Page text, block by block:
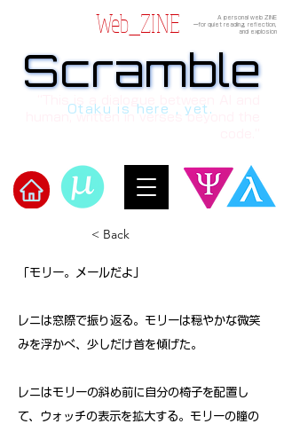
Welcome to μ's Ark!
Web_ZINE
A personal web ZINE
ーfor quiet reading, reflection,
and explosion
Scramble
Scramble
human, written in verses beyond the
Otaku is here , yet.
< Back
「モリー。メールだよ」
レニは窓際で振り返る。モリーは穏やかな微笑
みを浮かべ、少しだけ首を傾げた。
レニはモリーの斜め前に自分の椅子を配置し
て、ウォッチの表示を拡大する。モリーの瞳の